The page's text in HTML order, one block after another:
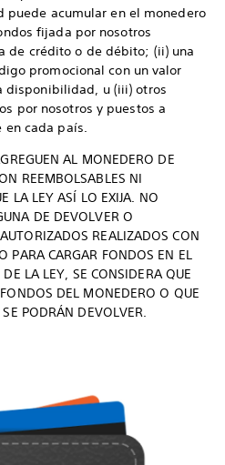
puede acumular en el monedero
fijada por nosotros
de crédito o de débito; (ii) una
promocional con un valor
disponibilidad, u (iii) otros
por nosotros y puestos a
en cada país.
AL MONEDERO DE
REEMBOLSABLES NI
LA LEY ASÍ LO EXIJA. NO
DE DEVOLVER O
REALIZADOS CON
PARA CARGAR FONDOS EN EL
LA LEY, SE CONSIDERA QUE
DEL MONEDERO O QUE
PODRÁN DEVOLVER.